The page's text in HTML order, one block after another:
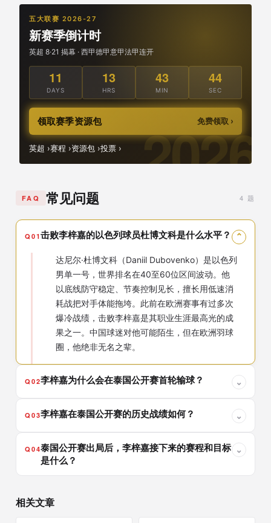
五大联赛 2026-27
新赛季倒计时
英超 8·21 揭幕 · 西甲德甲意甲法甲连开
11
DAYS
13
HRS
43
MIN
43
SEC
领取赛季资源包 免费领取 ›
英超 ›赛程 ›资源包 ›投票 ›
FAQ 常见问题 4 题
Q01击败李梓嘉的以色列球员杜博文科是什么水平？ ⌄
达尼尔·杜博文科（Daniil Dubovenko）是以色列
男单一号，世界排名在40至60位区间波动。他
以底线防守稳定、节奏控制见长，擅长用低速消
耗战把对手体能拖垮。此前在欧洲赛事有过多次
爆冷战绩，击败李梓嘉是其职业生涯最高光的成
果之一。中国球迷对他可能陌生，但在欧洲羽球
圈，他绝非无名之辈。
Q02李梓嘉为什么会在泰国公开赛首轮输球？ ⌄
Q03李梓嘉在泰国公开赛的历史战绩如何？ ⌄
Q04泰国公开赛出局后，李梓嘉接下来的赛程和目标
是什么？
⌄
相关文章